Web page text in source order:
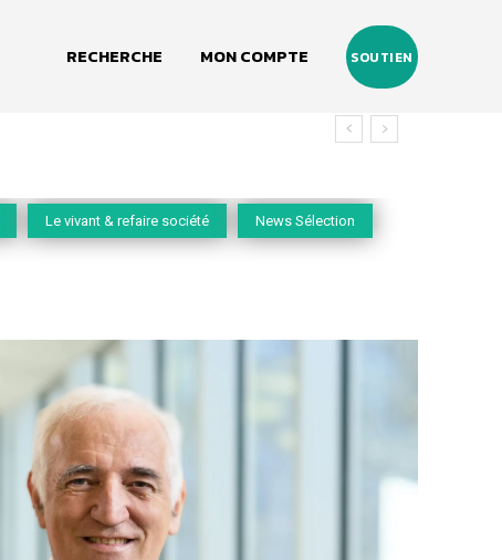
RECHERCHE MON COMPTE SOUTIEN
Le vivant & refaire société News Sélection